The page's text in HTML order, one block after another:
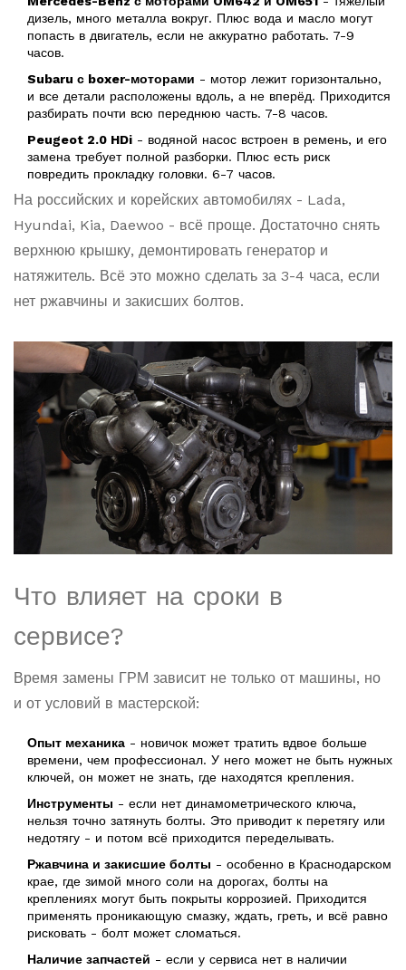
дизель, много металла вокруг. Плюс вода и масло могут
попасть в двигатель, если не аккуратно работать. 7-9
часов.
Subaru с boxer-моторами - мотор лежит горизонтально,
и все детали расположены вдоль, а не вперёд. Приходится
разбирать почти всю переднюю часть. 7-8 часов.
Peugeot 2.0 HDi - водяной насос встроен в ремень, и его
замена требует полной разборки. Плюс есть риск
повредить прокладку головки. 6-7 часов.
На российских и корейских автомобилях - Lada,
Hyundai, Kia, Daewoo - всё проще. Достаточно снять
верхнюю крышку, демонтировать генератор и
натяжитель. Всё это можно сделать за 3-4 часа, если
нет ржавчины и закисших болтов.
Что влияет на сроки в
сервисе?
Время замены ГРМ зависит не только от машины, но
и от условий в мастерской:
Опыт механика - новичок может тратить вдвое больше
времени, чем профессионал. У него может не быть нужных
ключей, он может не знать, где находятся крепления.
Инструменты - если нет динамометрического ключа,
нельзя точно затянуть болты. Это приводит к перетягу или
недотягу - и потом всё приходится переделывать.
Ржавчина и закисшие болты - особенно в Краснодарском
крае, где зимой много соли на дорогах, болты на
креплениях могут быть покрыты коррозией. Приходится
применять проникающую смазку, ждать, греть, и всё равно
рисковать - болт может сломаться.
Наличие запчастей - если у сервиса нет в наличии